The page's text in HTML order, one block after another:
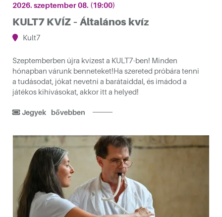
2026. szeptember 08. (19:00)
KULT7 KVÍZ – Általános kvíz
Kult7
Szeptemberben újra kvízest a KULT7-ben! Minden
hónapban várunk benneteket!Ha szereted próbára tenni
a tudásodat, jókat nevetni a barátaiddal, és imádod a
játékos kihívásokat, akkor itt a helyed!
Jegyek bővebben